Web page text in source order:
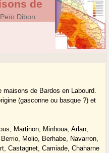
de
Peïo Dibon
de Bardos en Labourd.
(gasconne ou basque ?) et
Martinon, Minhoua, Arlan,
Molio, Berhabe, Navarron,
Castagnet, Camiade, Chaharne